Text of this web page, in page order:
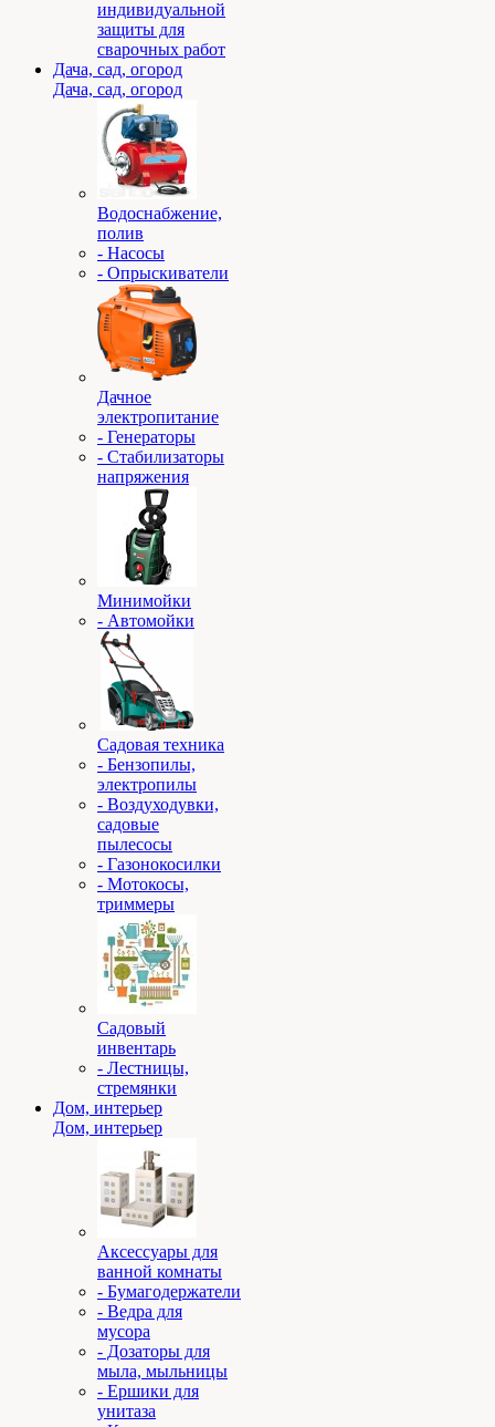
индивидуальной
защиты для
сварочных работ
Дача, сад, огород
Дача, сад, огород
Водоснабжение,
полив
- Насосы
- Опрыскиватели
Дачное
электропитание
- Генераторы
- Стабилизаторы
напряжения
Минимойки
- Автомойки
Садовая техника
- Бензопилы,
электропилы
- Воздуходувки,
садовые
пылесосы
- Газонокосилки
- Мотокосы,
триммеры
Садовый
инвентарь
- Лестницы,
стремянки
Дом, интерьер
Дом, интерьер
Аксессуары для
ванной комнаты
- Бумагодержатели
- Ведра для
мусора
- Дозаторы для
мыла, мыльницы
- Ершики для
унитаза